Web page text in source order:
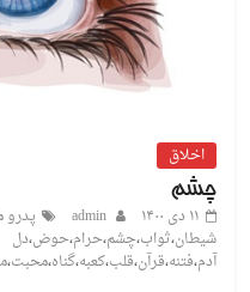
اخلاق
چشم
۱۱ دی ۱۴۰۰
admin پدرو
شیطان،ثواب،چشم،حرام،حوض،دل
آدم،فتنه،قرآن،قلب،کعبه،گناه،محبت،